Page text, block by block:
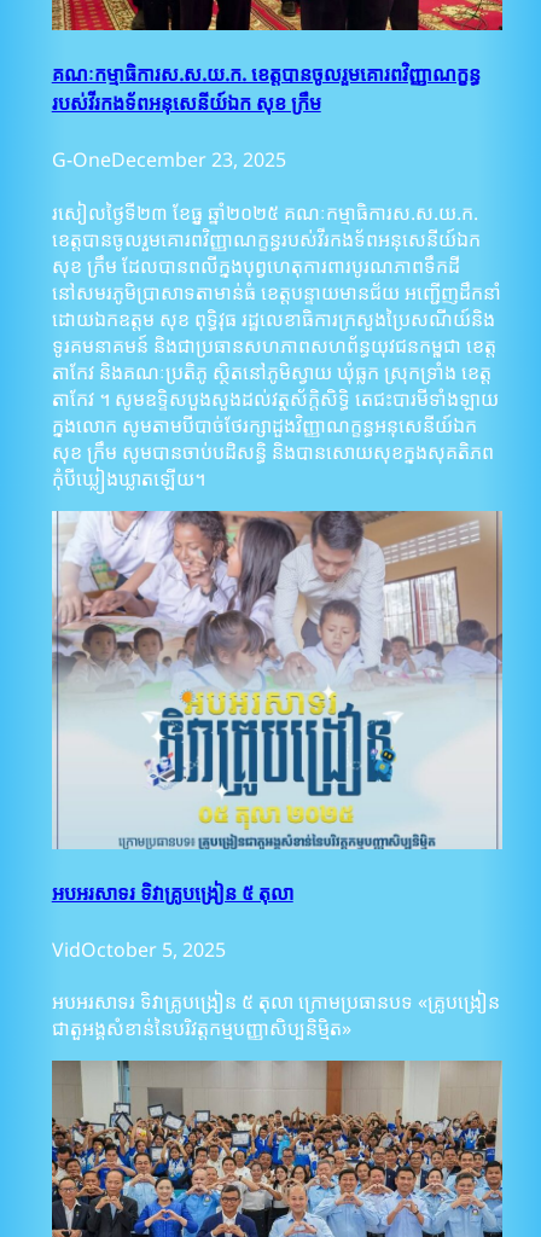
គណៈកម្មាធិការស.ស.យ.ក. ខេត្តបានចូលរួមគោរពវិញ្ញាណក្ខន្ធ
របស់វីរកងទ័ពអនុសេនីយ៍ឯក សុខ ក្រឹម
G-OneDecember 23, 2025
រសៀលថ្ងៃទី២៣ ខែធ្នូ ឆ្នាំ២០២៥ គណៈកម្មាធិការស.ស.យ.ក.
ខេត្តបានចូលរួមគោរពវិញ្ញាណក្ខន្ធរបស់វីរកងទ័ពអនុសេនីយ៍ឯក
សុខ ក្រឹម ដែលបានពលីក្នុងបុព្វហេតុការពារបូរណភាពទឹកដី
នៅសមរភូមិប្រាសាទតាមាន់ធំ ខេត្តបន្ទាយមានជ័យ អញ្ជើញដឹកនាំ
ដោយឯកឧត្តម សុខ ពុទ្ធិវុធ រដ្ឋលេខាធិការក្រសួងប្រៃសណីយ៍និង
ទូរគមនាគមន៍ និងជាប្រធានសហភាពសហព័ន្ធយុវជនកម្ពុជា ខេត្ត
តាកែវ និងគណៈប្រតិភូ ស្ថិតនៅភូមិស្វាយ ឃុំធ្លក ស្រុកទ្រាំង ខេត្ត
តាកែវ ។ សូមឧទ្ទិសបួងសួងដល់វត្ថុស័ក្តិសិទ្ធិ តេជះបារមីទាំងឡាយ
ក្នុងលោក សូមតាមបីបាច់ថែរក្សាដួងវិញ្ញាណក្ខន្ធអនុសេនីយ៍ឯក
សុខ ក្រឹម សូមបានចាប់បដិសន្ធិ និងបានសោយសុខក្នុងសុគតិភព
កុំបីឃ្លៀងឃ្លាតឡើយ។
អបអរសាទរ ទិវាគ្រូបង្រៀន ៥ តុលា
VidOctober 5, 2025
អបអរសាទរ ទិវាគ្រូបង្រៀន ៥ តុលា ក្រោមប្រធានបទ «គ្រូបង្រៀន
ជាតួអង្គសំខាន់នៃបរិវត្តកម្មបញ្ញាសិប្បនិម្មិត»